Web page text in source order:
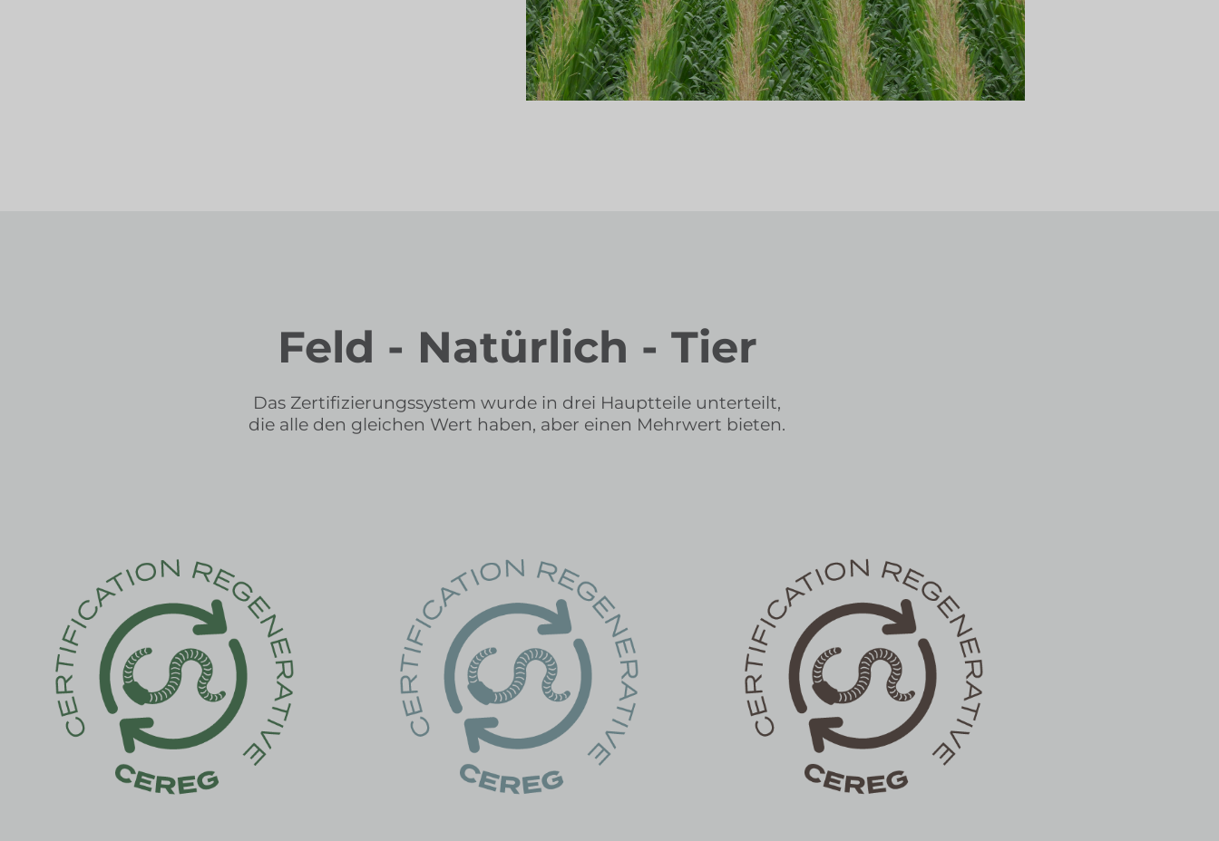
Feld - Natürlich - Tier
Das Zertifizierungssystem wurde in drei Hauptteile unterteilt,
die alle den gleichen Wert haben, aber einen Mehrwert bieten.